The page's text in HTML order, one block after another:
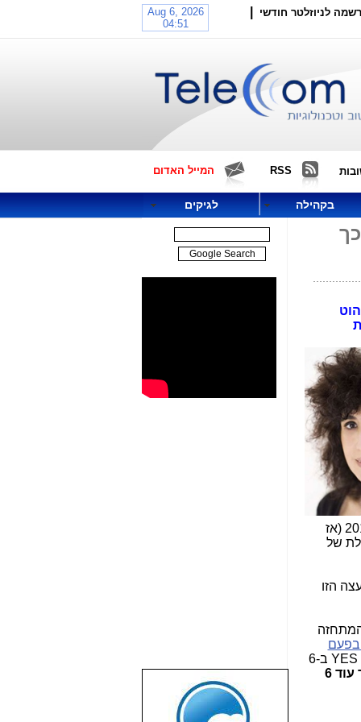
לניוזלטר חודשי
RSS המייל האדום
בקהילה לגיקים
פרש מתפקיד המנכ"ל בסוף 2014 (אז
של
הזו
), להאריך את רישיון YES ב-6
המשך שירות ה-VOD של YES בניגוד לחוק יימשך עוד 6
שבוע טוב לכל
הגולשים באשר